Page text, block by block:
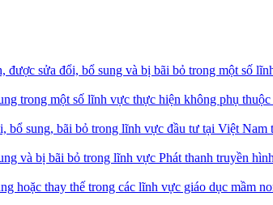
sửa đổi, bổ sung và bị bãi bỏ trong một số
trong một số lĩnh vực thực hiện không phụ
bổ sung, bãi bỏ trong lĩnh vực đầu tư tại Việt
và bị bãi bỏ trong lĩnh vực Phát thanh truyền
hoặc thay thế trong các lĩnh vực giáo dục mầm